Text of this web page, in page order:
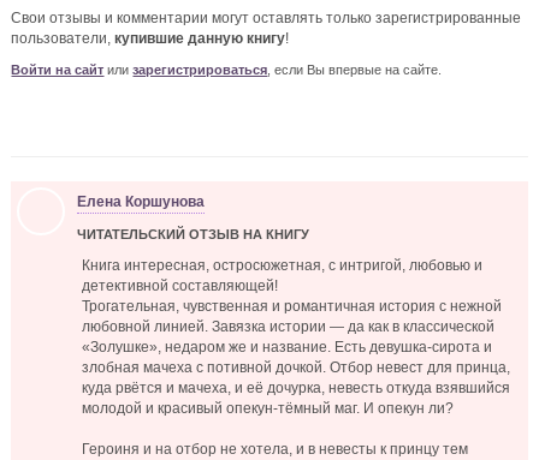
Свои отзывы и комментарии могут оставлять только зарегистрированные
пользователи,купившие данную книгу!
Войти на сайт илизарегистрироваться , если Вы впервые на сайте.
Елена Коршунова
ЧИТАТЕЛЬСКИЙ ОТЗЫВ НА КНИГУ
Книга интересная, остросюжетная, с интригой, любовью и
детективной составляющей!
Трогательная, чувственная и романтичная история с нежной
любовной линией. Завязка истории — да как в классической
«Золушке», недаром же и название. Есть девушка-сирота и
злобная мачеха с потивной дочкой. Отбор невест для принца,
куда рвётся и мачеха, и её дочурка, невесть откуда взявшийся
молодой и красивый опекун-тёмный маг. И опекун ли?
Героиня и на отбор не хотела, и в невесты к принцу тем